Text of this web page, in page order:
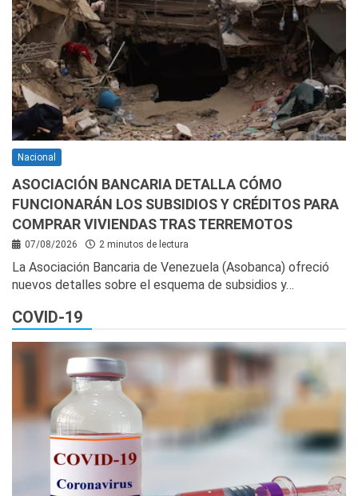
Nacional
ASOCIACIÓN BANCARIA DETALLA CÓMO
FUNCIONARÁN LOS SUBSIDIOS Y CRÉDITOS PARA
COMPRAR VIVIENDAS TRAS TERREMOTOS
07/08/2026 2 minutos de lectura
La Asociación Bancaria de Venezuela (Asobanca) ofreció
nuevos detalles sobre el esquema de subsidios y…
COVID-19